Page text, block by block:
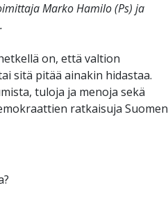
Marko Hamilo (Ps) ja
on, että valtion
sitä pitää ainakin hidastaa.
tuloja ja menoja sekä
ratkaisuja Suomen